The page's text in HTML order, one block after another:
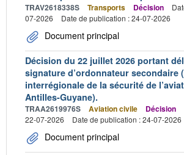
TRAV2618338S Transports Décision
07-2026
Date de publication : 24-07-2026
Document principal
Décision du 22 juillet 2026 portant
signature d’ordonnateur secondaire
interrégionale de la sécurité de
Antilles-Guyane).
TRAA2619976S Aviation civile Décision
22-07-2026
Date de publication : 24-07-2026
Document principal